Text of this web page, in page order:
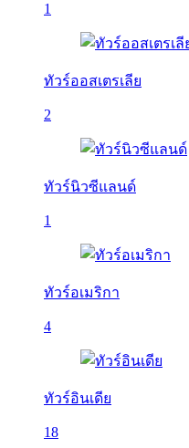
1
ทัวร์ออสเตรเลีย
2
ทัวร์นิวซีแลนด์
1
ทัวร์อเมริกา
4
ทัวร์อินเดีย
18